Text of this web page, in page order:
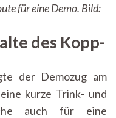
für eine Demo. Bild:
des Kopp-
der Demozug am
kurze Trink- und
auch für eine